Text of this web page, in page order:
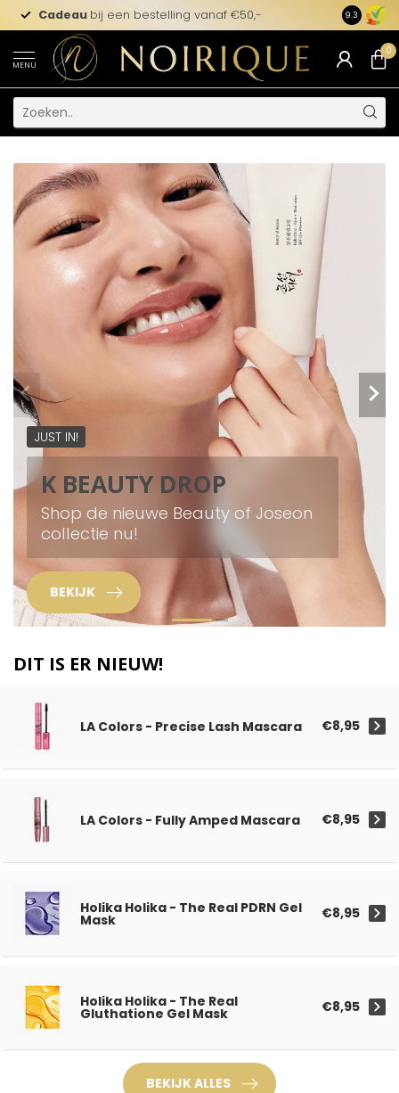
Cadeau bij een bestelling vanaf €50,- 9.3
MENU
0
JUST IN!
K BEAUTY DROP
Shop de nieuwe Beauty of Joseon
collectie nu!
BEKIJK
DIT IS ER NIEUW!
LA Colors - Precise Lash Mascara €8,95
LA Colors - Fully Amped Mascara €8,95
Holika Holika - The Real PDRN Gel
Mask €8,95
Holika Holika - The Real
Gluthatione Gel Mask €8,95
BEKIJK ALLES